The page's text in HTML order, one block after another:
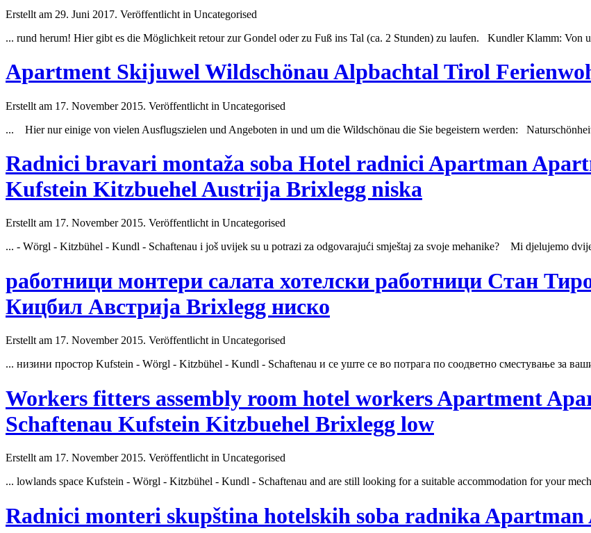
Erstellt am 29. Juni 2017. Veröffentlicht in Uncategorised
... rund herum! Hier gibt es die Möglichkeit retour zur Gondel oder zu Fuß ins Tal (ca. 2 Stunden) zu laufen. Kundler Klamm: Von
Apartment Skijuwel Wildschönau Alpbachtal Tirol
Erstellt am 17. November 2015. Veröffentlicht in Uncategorised
... Hier nur einige von vielen Ausflugszielen und Angeboten in und um die Wildschönau die Sie begeistern werden:
Radnici bravari montaža soba Hotel radnici Apartman
Kufstein Kitzbuehel Austrija Brixlegg niska
Erstellt am 17. November 2015. Veröffentlicht in Uncategorised
... - Wörgl - Kitzbühel - Kundl - Schaftenau i još uvijek su u potrazi za odgovarajući smještaj za svoje mehanike? Mi djelujemo
работници монтери салата хотелски работници Стан
Кицбил Австрија Brixlegg ниско
Erstellt am 17. November 2015. Veröffentlicht in Uncategorised
... низини простор Kufstein - Wörgl - Kitzbühel - Kundl - Schaftenau и се уште се во потрага по соодветно сместување за
Workers fitters assembly room hotel workers Apartment
Schaftenau Kufstein Kitzbuehel Brixlegg low
Erstellt am 17. November 2015. Veröffentlicht in Uncategorised
... lowlands space Kufstein - Wörgl - Kitzbühel - Kundl - Schaftenau and are still looking for a suitable accommodation for your
Radnici monteri skupština hotelskih soba radnika